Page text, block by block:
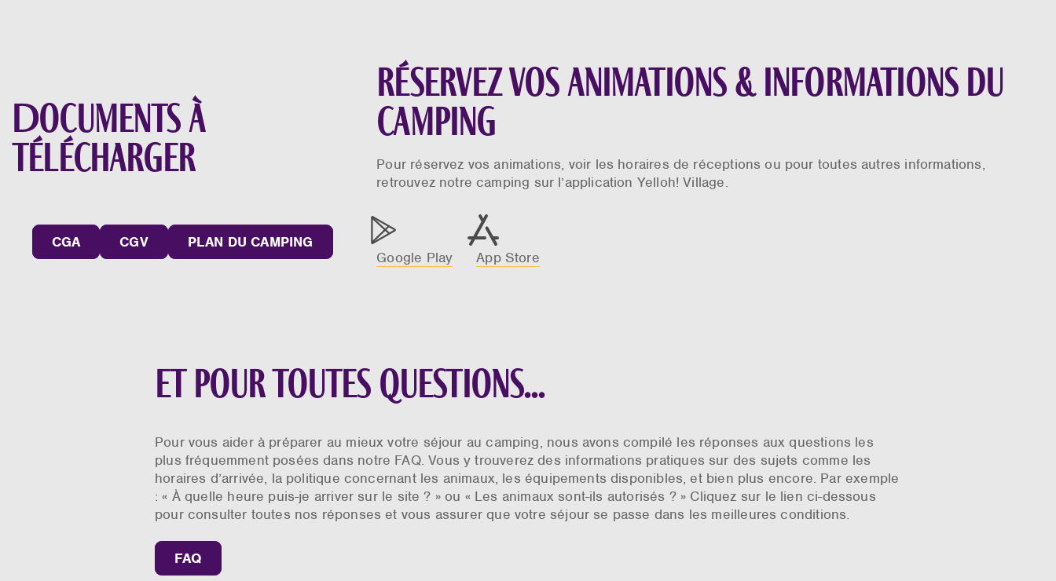
Documents à
télécharger
CGA CGV PLAN DU CAMPING
Réservez vos animations & informations du
camping
Pour réservez vos animations, voir les horaires de réceptions ou pour toutes autres informations,
retrouvez notre camping sur l’application Yelloh! Village.
Google Play App Store
Et pour toutes questions…
Pour vous aider à préparer au mieux votre séjour au camping, nous avons compilé les réponses aux questions les
plus fréquemment posées dans notre FAQ. Vous y trouverez des informations pratiques sur des sujets comme les
horaires d’arrivée, la politique concernant les animaux, les équipements disponibles, et bien plus encore. Par exemple
: « À quelle heure puis-je arriver sur le site ? » ou « Les animaux sont-ils autorisés ? » Cliquez sur le lien ci-dessous
pour consulter toutes nos réponses et vous assurer que votre séjour se passe dans les meilleures conditions.
FAQ